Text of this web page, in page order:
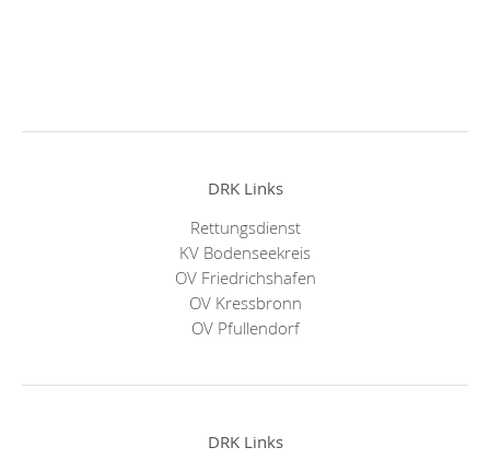
DRK Links
Rettungsdienst
KV Bodenseekreis
OV Friedrichshafen
OV Kressbronn
OV Pfullendorf
DRK Links